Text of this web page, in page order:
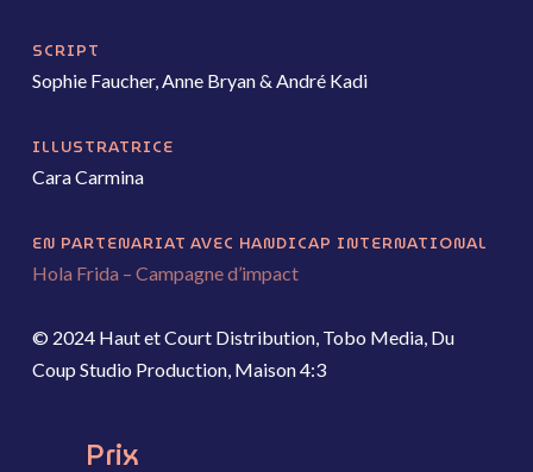
SCRIPT
Sophie Faucher, Anne Bryan & André Kadi
ILLUSTRATRICE
Cara Carmina
EN PARTENARIAT AVEC HANDICAP INTERNATIONAL
Hola Frida – Campagne d’impact
© 2024 Haut et Court Distribution, Tobo Media, Du
Coup Studio Production, Maison 4:3
Prix